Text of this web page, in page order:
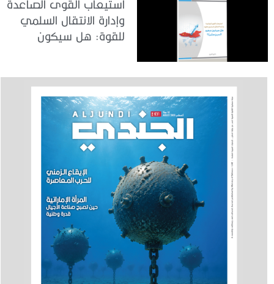
استيعاب القوى الصاعدة
وإدارة الانتقال السلمي
للقوة: هل سيكون